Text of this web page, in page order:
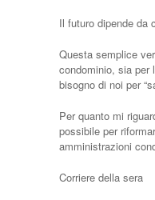
Il futuro dipende da
Questa semplice
condominio, sia per
bisogno di noi per
Per quanto mi
possibile per
amministrazioni
Corriere della sera